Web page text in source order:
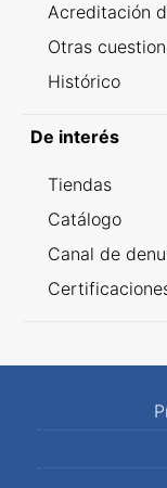
Acreditación
Otras
Histórico
De interés
Tiendas
Catálogo
Canal de